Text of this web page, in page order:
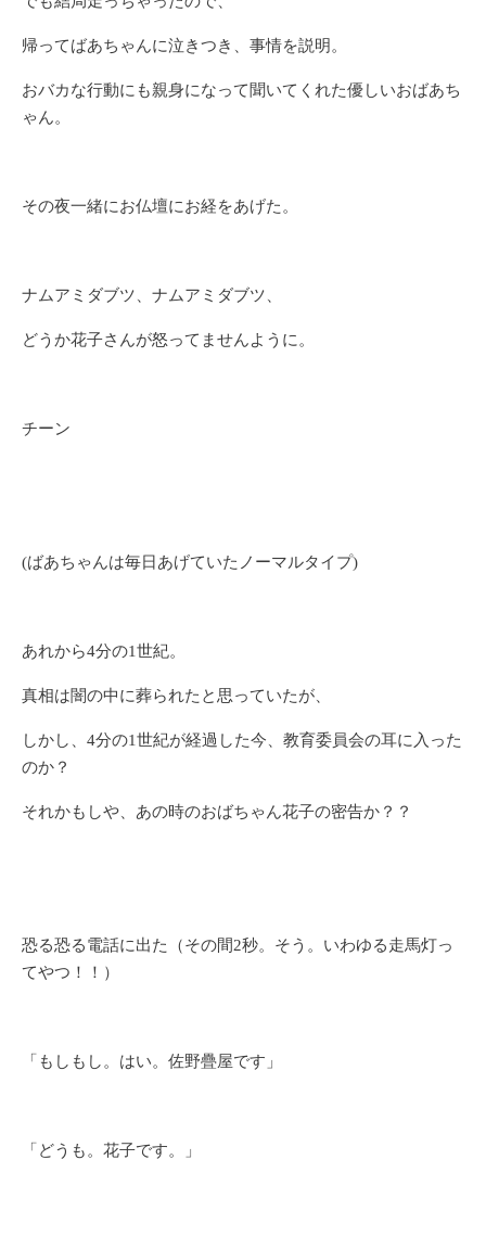
帰ってばあちゃんに泣きつき、事情を説明。
おバカな行動にも親身になって聞いてくれた優しいおばあち
ゃん。
その夜一緒にお仏壇にお経をあげた。
ナムアミダブツ、ナムアミダブツ、
どうか花子さんが怒ってませんように。
チーン
(ばあちゃんは毎日あげていたノーマルタイプ)
あれから4分の1世紀。
真相は闇の中に葬られたと思っていたが、
しかし、4分の1世紀が経過した今、教育委員会の耳に入った
のか？
それかもしや、あの時のおばちゃん花子の密告か？？
恐る恐る電話に出た（その間2秒。そう。いわゆる走馬灯っ
てやつ！！）
「もしもし。はい。佐野疊屋です」
「どうも。花子です。」